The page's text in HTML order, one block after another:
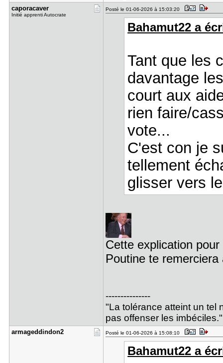
caporacave​r
Initié apprenti Autocrate
Posté le 01-06-2026 à 15:03:20
Bahamut22 a
Tant que les
davantage
court aux
rien faire/
vote...
C'est con je
tellement
glisser vers
Cette explication
Poutine te
---------------
"La tolérance atteint un tel
pas offenser les
armageddin​don2 Posté le 01-06-2026 à 15:08:10
Bahamut22 a